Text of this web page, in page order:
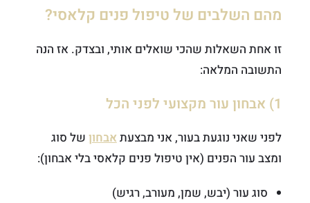
מהם השלבים של טיפול פנים קלאסי?
זו אחת השאלות שהכי שואלים אותי, ובצדק. אז הנה
התשובה המלאה:
1) אבחון עור מקצועי לפני הכל
לפני שאני נוגעת בעור, אני מבצעתאבחון של סוג
ומצב עור הפנים (אין טיפול פנים קלאסי בלי אבחון):
סוג עור (יבש, שמן, מעורב, רגיש)